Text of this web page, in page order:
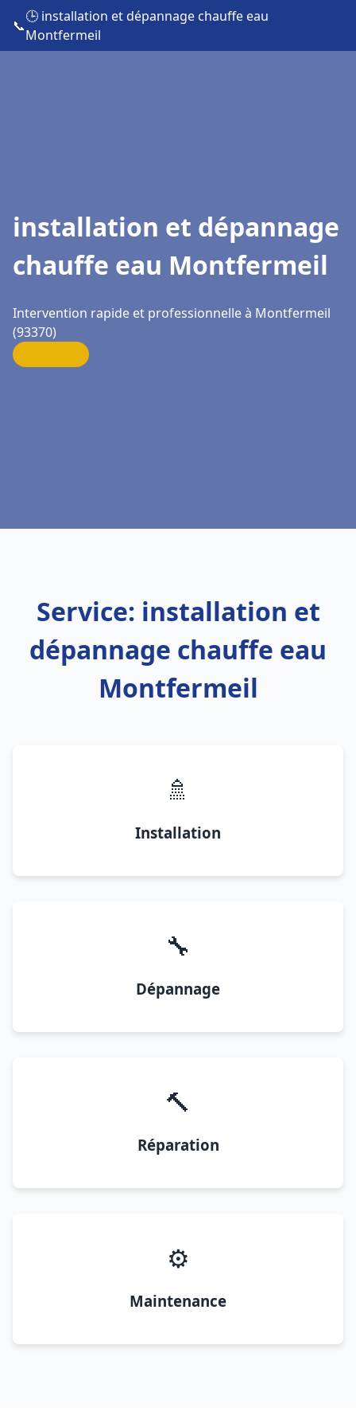
📞
🕒 installation et dépannage chauffe eau
Montfermeil
installation et dépannage
chauffe eau Montfermeil
Intervention rapide et professionnelle à Montfermeil
(93370)
Service: installation et
dépannage chauffe eau
Montfermeil
🚿
Installation
🔧
Dépannage
🔨
Réparation
⚙️
Maintenance